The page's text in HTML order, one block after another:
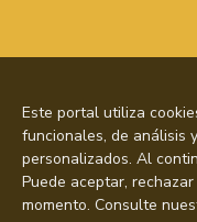
Este portal utiliza
funcionales, de análisis
personalizados. Al
Puede aceptar,
momento. Consulte